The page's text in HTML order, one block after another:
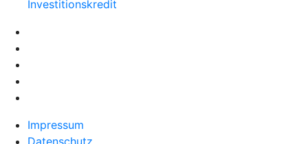
Investitionskredit
Impressum
Datenschutz